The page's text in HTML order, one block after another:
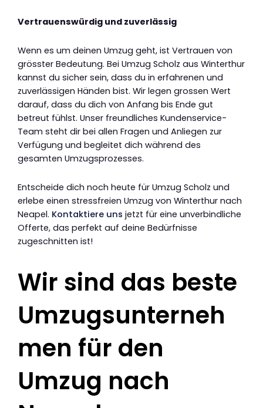
Vertrauenswürdig und zuverlässig
Wenn es um deinen Umzug geht, ist Vertrauen von
grösster Bedeutung. Bei Umzug Scholz aus Winterthur
kannst du sicher sein, dass du in erfahrenen und
zuverlässigen Händen bist. Wir legen grossen Wert
darauf, dass du dich von Anfang bis Ende gut
betreut fühlst. Unser freundliches Kundenservice-
Team steht dir bei allen Fragen und Anliegen zur
Verfügung und begleitet dich während des
gesamten Umzugsprozesses.
Entscheide dich noch heute für Umzug Scholz und
erlebe einen stressfreien Umzug von Winterthur nach
Neapel. Kontaktiere uns jetzt für eine unverbindliche
Offerte, das perfekt auf deine Bedürfnisse
zugeschnitten ist!
Wir sind das beste
Umzugsunterneh
men für den
Umzug nach